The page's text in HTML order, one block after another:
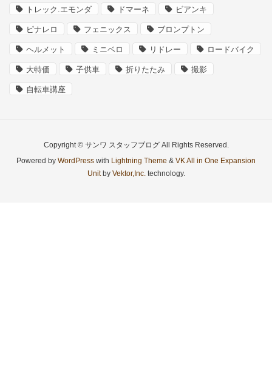
トレック.エモンダ ドマーネ ビアンキ
ピナレロ フェニックス ブロンプトン
ヘルメット ミニベロ リドレー ロードバイク
大特価 子供車 折りたたみ 撮影
自転車講座
Copyright © サンワ スタッフブログ All Rights Reserved.
Powered by WordPress with Lightning Theme & VK All in One Expansion
Unitby Vektor,Inc.technology.